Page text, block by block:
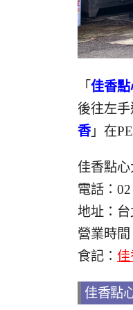
「 佳香
後往左
香 」在
佳香點心
電話：
地址：
營業時間
食記：
佳香點